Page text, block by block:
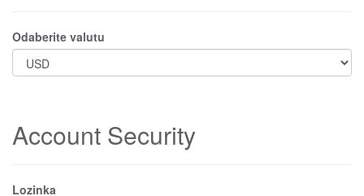
Odaberite valutu
Account Security
Lozinka